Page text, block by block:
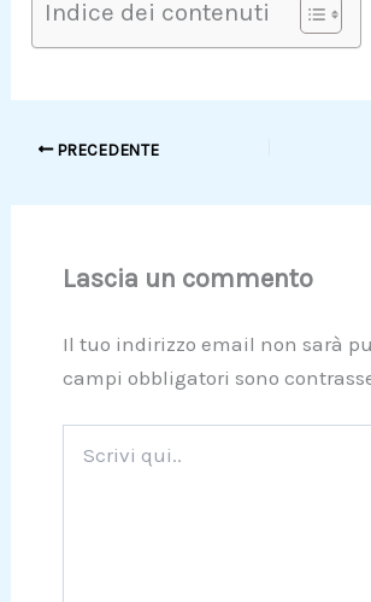
Indice dei contenuti
PRECEDENTE
Lascia un commento
Il tuo indirizzo email non sarà
campi obbligatori sono
qui..